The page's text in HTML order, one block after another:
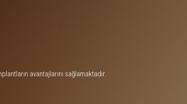
avantajlarını sağlamaktadır.